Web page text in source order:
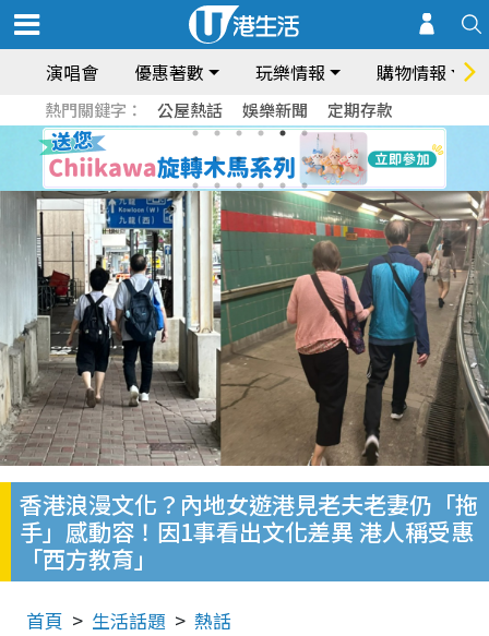
演唱會 優惠著數 玩樂情報 購物情報
熱門關鍵字： 公屋熱話 娛樂新聞 定期存款
香港浪漫文化？內地女遊港見老夫老妻仍「拖
手」感動容！因1事看出文化差異 港人稱受惠
「西方教育」
首頁 生活話題 熱話